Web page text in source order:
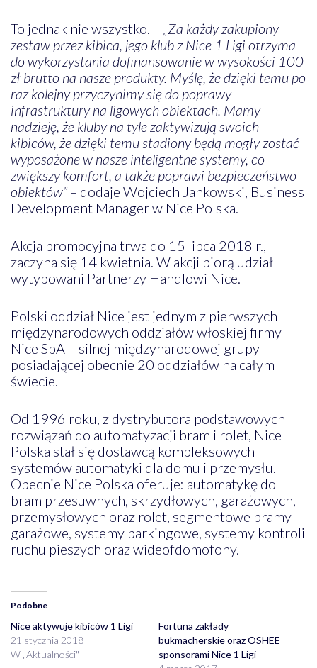
To jednak nie wszystko. – „Za każdy zakupiony
zestaw przez kibica, jego klub z Nice 1 Ligi otrzyma
do wykorzystania dofinansowanie w wysokości 100
zł brutto na nasze produkty. Myślę, że dzięki temu po
raz kolejny przyczynimy się do poprawy
infrastruktury na ligowych obiektach. Mamy
nadzieję, że kluby na tyle zaktywizują swoich
kibiców, że dzięki temu stadiony będą mogły zostać
wyposażone w nasze inteligentne systemy, co
zwiększy komfort, a także poprawi bezpieczeństwo
obiektów” – dodaje Wojciech Jankowski, Business
Development Manager w Nice Polska.
Akcja promocyjna trwa do 15 lipca 2018 r.,
zaczyna się 14 kwietnia. W akcji biorą udział
wytypowani Partnerzy Handlowi Nice.
Polski oddział Nice jest jednym z pierwszych
międzynarodowych oddziałów włoskiej firmy
Nice SpA – silnej międzynarodowej grupy
posiadającej obecnie 20 oddziałów na całym
świecie.
Od 1996 roku, z dystrybutora podstawowych
rozwiązań do automatyzacji bram i rolet, Nice
Polska stał się dostawcą kompleksowych
systemów automatyki dla domu i przemysłu.
Obecnie Nice Polska oferuje: automatykę do
bram przesuwnych, skrzydłowych, garażowych,
przemysłowych oraz rolet, segmentowe bramy
garażowe, systemy parkingowe, systemy kontroli
ruchu pieszych oraz wideofdomofony.
Podobne
Nice aktywuje kibiców 1 Ligi
21 stycznia 2018
W „Aktualności"
Fortuna zakłady
bukmacherskie oraz OSHEE
sponsorami Nice 1 Ligi